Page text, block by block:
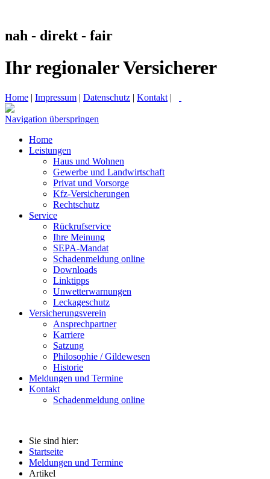
nah - direkt - fair
Ihr regionaler Versicherer
Home | Impressum | Datenschutz | Kontakt |
Navigation überspringen
Home
Leistungen
Haus und Wohnen
Gewerbe und Landwirtschaft
Privat und Vorsorge
Kfz-Versicherungen
Rechtschutz
Service
Rückrufservice
Ihre Meinung
SEPA-Mandat
Schadenmeldung online
Downloads
Linktipps
Unwetterwarnungen
Leckageschutz
Versicherungsverein
Ansprechpartner
Karriere
Satzung
Philosophie / Gildewesen
Historie
Meldungen und Termine
Kontakt
Schadenmeldung online
Sie sind hier:
Startseite
Meldungen und Termine
Artikel